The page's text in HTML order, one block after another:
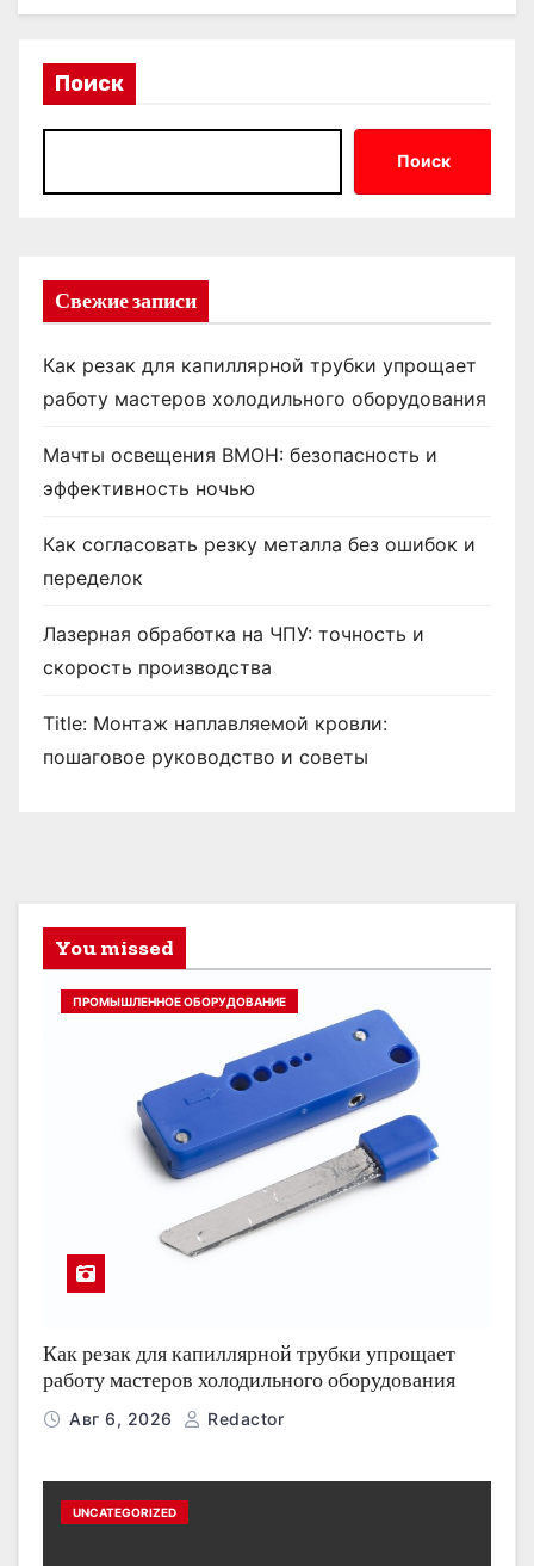
Поиск
Поиск
Свежие записи
Как резак для капиллярной трубки упрощает
работу мастеров холодильного оборудования
Мачты освещения ВМОН: безопасность и
эффективность ночью
Как согласовать резку металла без ошибок и
переделок
Лазерная обработка на ЧПУ: точность и
скорость производства
Title: Монтаж наплавляемой кровли:
пошаговое руководство и советы
You missed
ПРОМЫШЛЕННОЕ ОБОРУДОВАНИЕ
Как резак для капиллярной трубки упрощает
работу мастеров холодильного оборудования
Авг 6, 2026 Redactor
UNCATEGORIZED